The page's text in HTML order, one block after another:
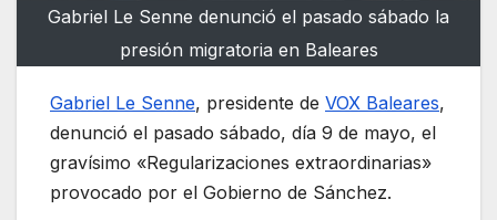
Gabriel Le Senne denunció el pasado sábado la
presión migratoria en Baleares
Gabriel Le Senne, presidente de VOX Baleares,
denunció el pasado sábado, día 9 de mayo, el
gravísimo «Regularizaciones extraordinarias»
provocado por el Gobierno de Sánchez.